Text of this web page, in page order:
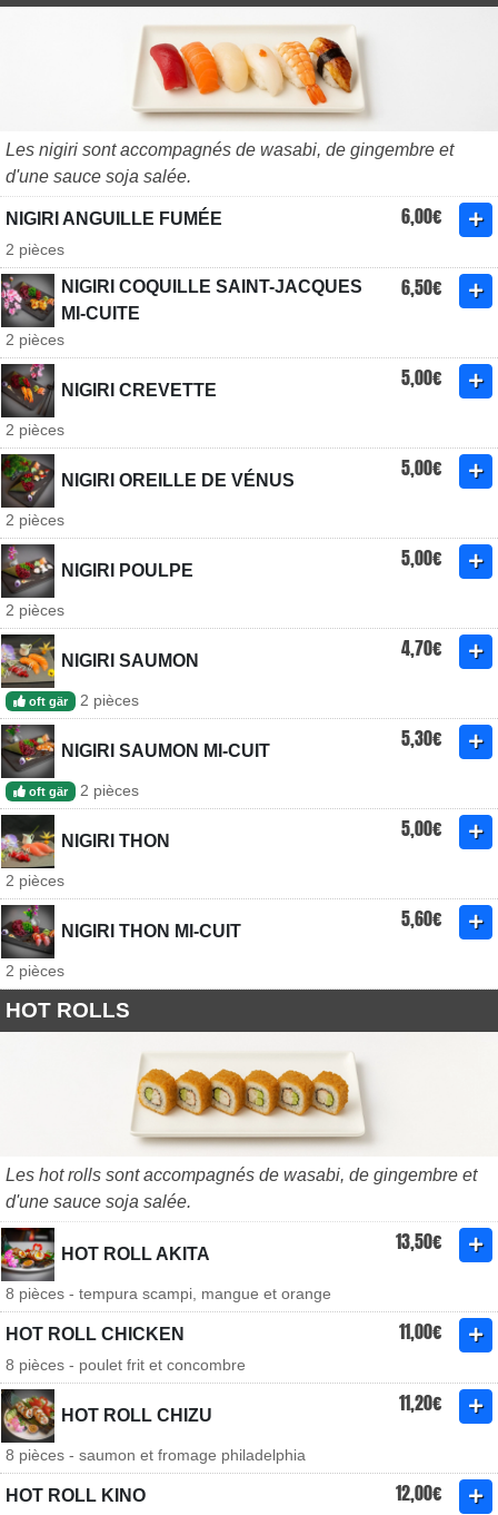
Les nigiri sont accompagnés de wasabi, de gingembre et
d'une sauce soja salée.
NIGIRI ANGUILLE FUMÉE 6,00€
2 pièces
NIGIRI COQUILLE SAINT-JACQUES
MI-CUITE
6,50€
2 pièces
NIGIRI CREVETTE 5,00€
2 pièces
NIGIRI OREILLE DE VÉNUS 5,00€
2 pièces
NIGIRI POULPE 5,00€
2 pièces
NIGIRI SAUMON 4,70€
oft gär 2 pièces
NIGIRI SAUMON MI-CUIT 5,30€
oft gär 2 pièces
NIGIRI THON 5,00€
2 pièces
NIGIRI THON MI-CUIT 5,60€
2 pièces
HOT ROLLS
Les hot rolls sont accompagnés de wasabi, de gingembre et
d'une sauce soja salée.
HOT ROLL AKITA 13,50€
8 pièces - tempura scampi, mangue et orange
HOT ROLL CHICKEN 11,00€
8 pièces - poulet frit et concombre
HOT ROLL CHIZU 11,20€
8 pièces - saumon et fromage philadelphia
HOT ROLL KINO 12,00€